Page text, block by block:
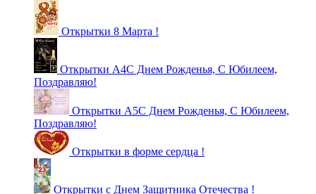
Открытки 8 Марта !
Открытки А4С Днем Рожденья, С Юбилеем,
Поздравляю!
Открытки А5С Днем Рожденья, С Юбилеем,
Поздравляю!
Открытки в форме сердца !
Открытки с Днем Защитника Отечества !